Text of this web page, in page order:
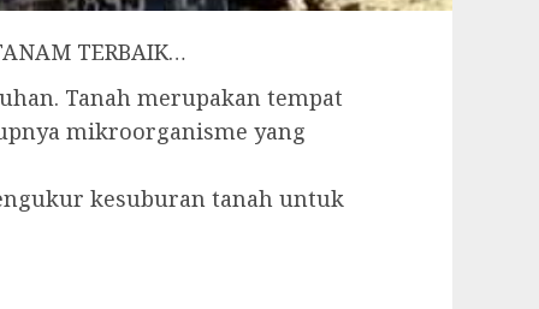
TERBAIK…
Tanah merupakan tempat
mikroorganisme yang
kesuburan tanah untuk